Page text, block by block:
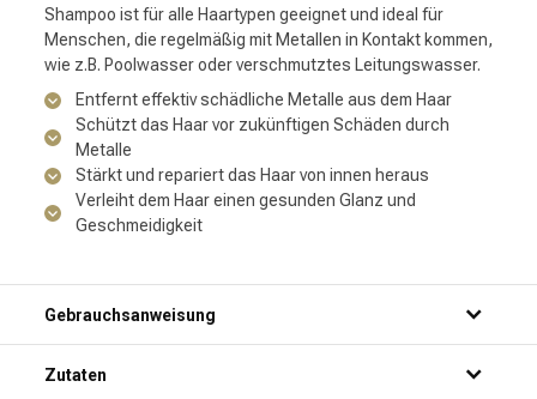
Shampoo ist für alle Haartypen geeignet und ideal für
Menschen, die regelmäßig mit Metallen in Kontakt kommen,
wie z.B. Poolwasser oder verschmutztes Leitungswasser.
Entfernt effektiv schädliche Metalle aus dem Haar
Schützt das Haar vor zukünftigen Schäden durch
Metalle
Stärkt und repariert das Haar von innen heraus
Verleiht dem Haar einen gesunden Glanz und
Geschmeidigkeit
Gebrauchsanweisung
Schritt 2: Trage eine kleine Menge Shampoo auf deine
Zutaten